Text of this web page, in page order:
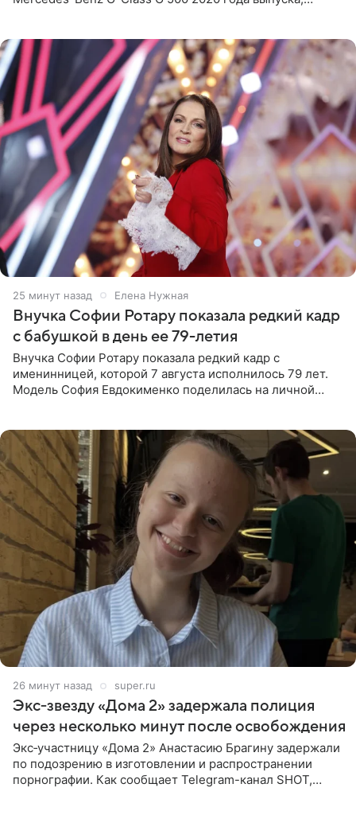
26 минут назад Елена Нужная
Внучка Софии Ротару показала редкий кадр
с бабушкой в день ее 79-летия
Внучка Софии Ротару показала редкий кадр с
именинницей, которой 7 августа исполнилось 79 лет.
Модель София Евдокименко поделилась на личной
27 минут назад super.ru
Экс‑звезду «Дома 2» задержала полиция
через несколько минут после освобождения
Экс‑участницу «Дома 2» Анастасию Брагину задержали
по подозрению в изготовлении и распространении
порнографии. Как сообщает Telegram-канал SHOT,